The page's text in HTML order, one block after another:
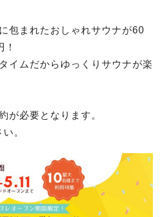
包まれたおしゃれサウナが60
イムだからゆっくりサウナが楽
が必要となります。
。